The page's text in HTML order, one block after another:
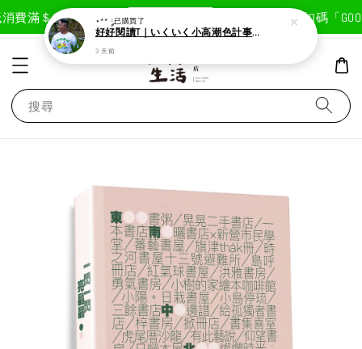
費滿＄1800免運費 現在去購物！ 首次註冊輸入折扣碼「
搜尋
⋆** ༘已購買了
好好閱讀T｜いくいく小高潮色計事務所X好好生活書店聯名款
3 天前